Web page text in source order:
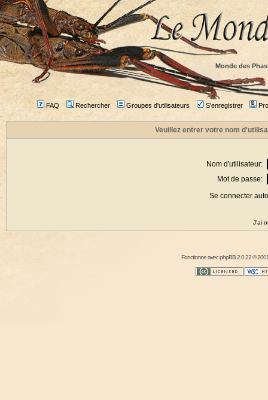
Monde des
FAQ Rechercher Groupes d'utilisateurs S'enregistrer
Veuillez entrer votre nom
Nom d'utilisateur:
Mot de passe:
Se connecter
J'ai
Fonctionne avecphpBB2.0.22 ©